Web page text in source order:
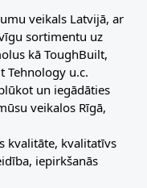
veikals Latvijā, ar
sortimentu uz
kā ToughBuilt,
Tehnology u.c.
un iegādāties
veikalos Rīgā,
kvalitāte, kvalitatīvs
iepirkšanās